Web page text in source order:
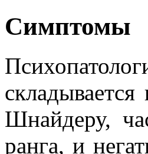
Симптомы
Шнайдеру,
ранга, и